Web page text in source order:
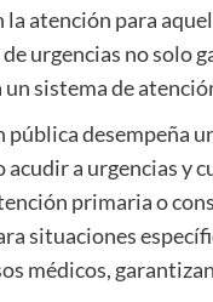
la atención para
urgencias no solo
sistema de
pública desempeña
acudir a urgencias y
primaria o
situaciones
médicos,